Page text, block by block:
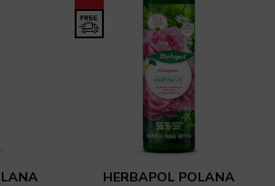
HERBAPOL POLANA